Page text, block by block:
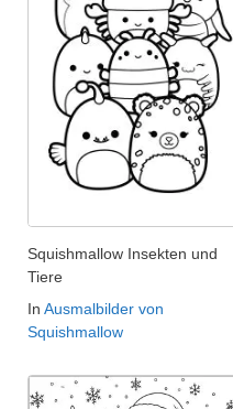
Squishmallow Insekten und
Tiere
In Ausmalbilder von
Squishmallow